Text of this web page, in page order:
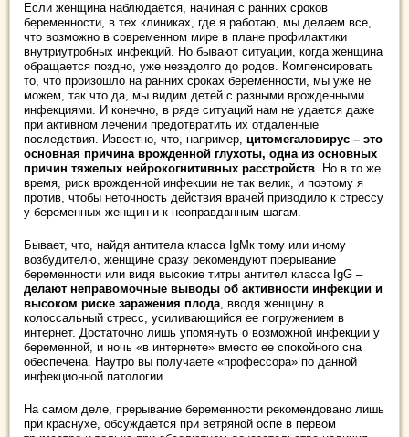
Если женщина наблюдается, начиная с ранних сроков
беременности, в тех клиниках, где я работаю, мы делаем все,
что возможно в современном мире в плане профилактики
внутриутробных инфекций. Но бывают ситуации, когда женщина
обращается поздно, уже незадолго до родов. Компенсировать
то, что произошло на ранних сроках беременности, мы уже не
можем, так что да, мы видим детей с разными врожденными
инфекциями. И конечно, в ряде ситуаций нам не удается даже
при активном лечении предотвратить их отдаленные
последствия. Известно, что, например, цитомегаловирус – это
основная причина врожденной глухоты, одна из основных
причин тяжелых нейрокогнитивных расстройств. Но в то же
время, риск врожденной инфекции не так велик, и поэтому я
против, чтобы неточность действия врачей приводило к стрессу
у беременных женщин и к неоправданным шагам.
Бывает, что, найдя антитела класса IgMк тому или иному
возбудителю, женщине сразу рекомендуют прерывание
беременности или видя высокие титры антител класса IgG –
делают неправомочные выводы об активности инфекции и
высоком риске заражения плода, вводя женщину в
колоссальный стресс, усиливающийся ее погружением в
интернет. Достаточно лишь упомянуть о возможной инфекции у
беременной, и ночь «в интернете» вместо ее спокойного сна
обеспечена. Наутро вы получаете «профессора» по данной
инфекционной патологии.
На самом деле, прерывание беременности рекомендовано лишь
при краснухе, обсуждается при ветряной оспе в первом